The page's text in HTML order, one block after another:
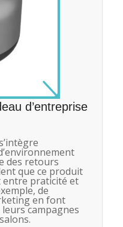
d’entreprise
des retours
que ce produit
praticité et
de
en font
campagnes